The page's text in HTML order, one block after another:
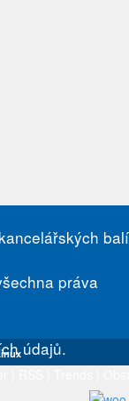
práva
údajů.